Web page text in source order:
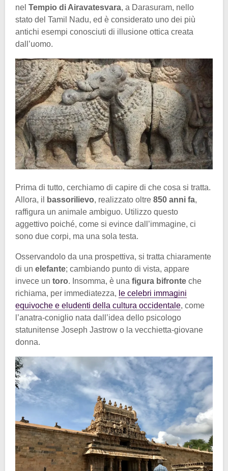
nel Tempio di Airavatesvara, a Darasuram, nello
stato del Tamil Nadu, ed è considerato uno dei più
antichi esempi conosciuti di illusione ottica creata
dall’uomo.
Prima di tutto, cerchiamo di capire di che cosa si tratta.
Allora, il
bassorilievo, realizzato oltre 850 anni fa,
raffigura un animale ambiguo. Utilizzo questo
aggettivo poiché, come si evince dall’immagine, ci
sono due corpi, ma una sola testa.
Osservandolo da una prospettiva, si tratta chiaramente
di un elefante; cambiando punto di vista, appare
invece un toro. Insomma, è una figura bifronte che
richiama, per immediatezza, le celebri immagini
equivoche e eludenti della cultura occidentale, come
l’anatra-coniglio nata dall’idea dello psicologo
statunitense Joseph Jastrow o la vecchietta-giovane
donna.